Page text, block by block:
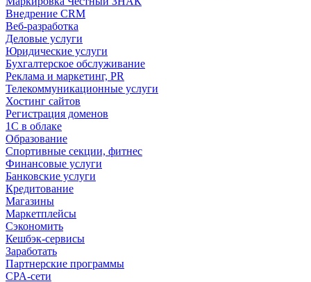
Внедрение CRM
Веб-разработка
Деловые услуги
Юридические услуги
Бухгалтерское обслуживание
Реклама и маркетинг, PR
Телекоммуникационные услуги
Хостинг сайтов
Регистрация доменов
1С в облаке
Образование
Спортивные секции, фитнес
Финансовые услуги
Банковские услуги
Кредитование
Магазины
Маркетплейсы
Сэкономить
Кешбэк-сервисы
Заработать
Партнерские программы
CPA-сети